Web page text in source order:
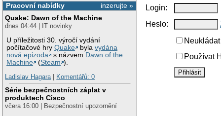
inzerujte »
Pracovní nabídky
Quake: Dawn of the Machine
dnes 04:44 | IT novinky
U příležitosti 30. výročí vydání
počítačové hryQuake bylavydána
nová epizoda
s názvem Dawn of the
Machine
(Steam ).
Ladislav Hagara| Komentářů: 0
Série bezpečnostních záplat v
produktech Cisco
včera 16:00 | Bezpečnostní upozornění
Login:
Heslo:
Používat